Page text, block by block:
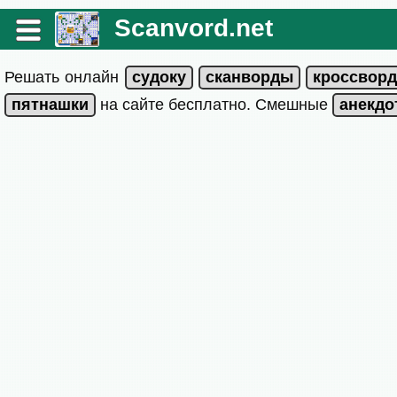
Scanvord.net
Решать онлайн
на сайте бесплатно. Смешные